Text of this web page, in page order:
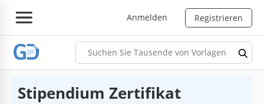
Anmelden Registrieren
Stipendium Zertifikat